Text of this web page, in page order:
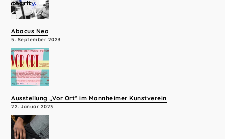
Abacus Neo
5. September 2023
Ausstellung „Vor Ort“ im Mannheimer Kunstverein
22. Januar 2023